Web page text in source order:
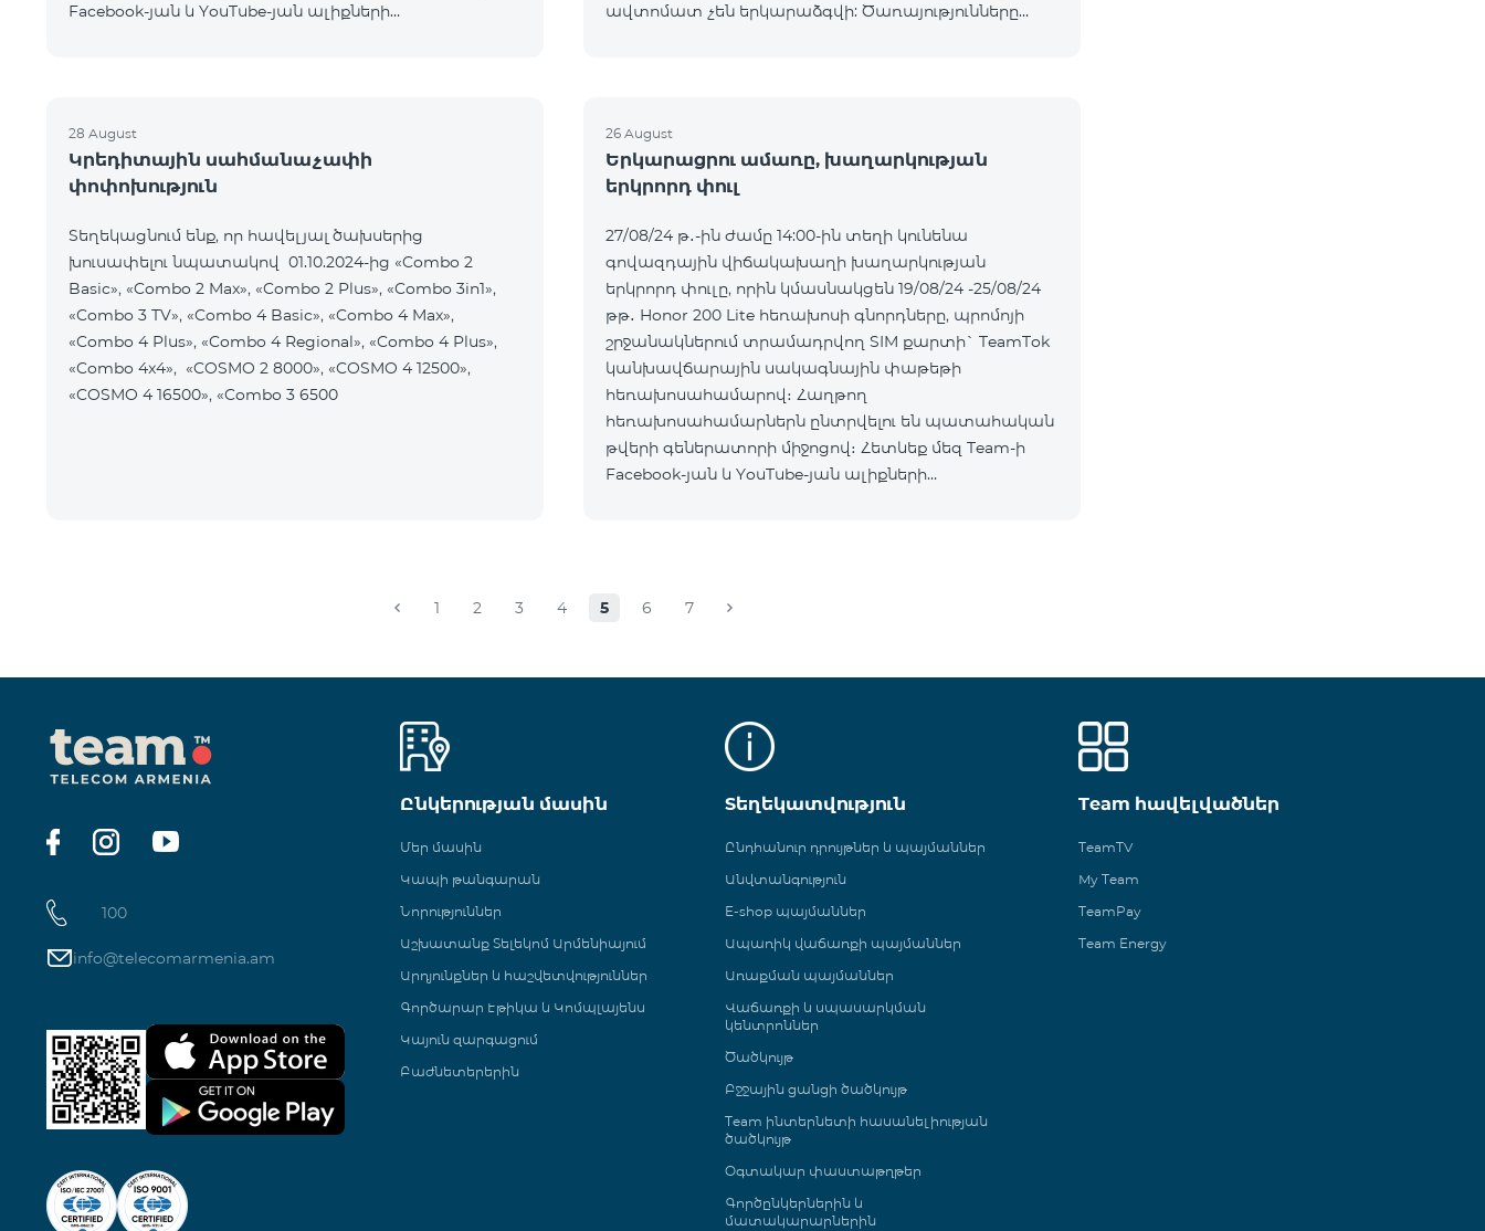
Facebook-յան և YouTube-յան ալիքների
ավտոմատ չեն երկարաձգվի: Ծառայությունները
28 August
Կրեդիտային սահմանաչափի
փոփոխություն
Տեղեկացնում ենք, որ հավելյալ ծախսերից
խուսափելու նպատակով 01.10.2024-ից «Combo 2
Basic», «Combo 2 Max», «Combo 2 Plus», «Combo 3in1»,
«Combo 3 TV», «Combo 4 Basic», «Combo 4 Max»,
«Combo 4 Plus», «Combo 4 Regional», «Combo 4 Plus»,
«Combo 4x4», «COSMO 2 8000», «COSMO 4 12500»,
«COSMO 4 16500», «Combo 3 6500
26 August
Երկարացրու ամառը, խաղարկության
երկրորդ փուլ
27/08/24 թ․-ին ժամը 14:00-ին տեղի կունենա
գովազդային վիճակախաղի խաղարկության
երկրորդ փուլը, որին կմասնակցեն 19/08/24 -25/08/24
թթ․ Honor 200 Lite հեռախոսի գնորդները, պրոմոյի
շրջանակներում տրամադրվող SIM քարտի` TeamTok
կանխավճարային սակագնային փաթեթի
հեռախոսահամարով։ Հաղթող
հեռախոսահամարներն ընտրվելու են պատահական
թվերի գեներատորի միջոցով։ Հետևեք մեզ Team-ի
Facebook-յան և YouTube-յան ալիքների
1 2 3 4 5 6 7
100
info@telecomarmenia.am
Ընկերության մասին
Մեր մասին
Կապի թանգարան
Նորություններ
Աշխատանք Տելեկոմ Արմենիայում
Արդյունքներ և հաշվետվություններ
Գործարար Էթիկա և Կոմպլայենս
Կայուն զարգացում
Բաժնետերերին
Տեղեկատվություն
Ընդհանուր դրույթներ և պայմաններ
Անվտանգություն
E-shop պայմաններ
Ապառիկ վաճառքի պայմաններ
Առաքման պայմաններ
Վաճառքի և սպասարկման
կենտրոններ
Ծածկույթ
Բջջային ցանցի ծածկույթ
Team ինտերնետի հասանելիության
ծածկույթ
Օգտակար փաստաթղթեր
Գործընկերներին և
մատակարարներին
Team հավելվածներ
TeamTV
My Team
TeamPay
Team Energy